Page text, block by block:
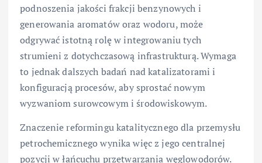
podnoszenia jakości frakcji benzynowych i
generowania aromatów oraz wodoru, może
odgrywać istotną rolę w integrowaniu tych
strumieni z dotychczasową infrastrukturą. Wymaga
to jednak dalszych badań nad katalizatorami i
konfiguracją procesów, aby sprostać nowym
wyzwaniom surowcowym i środowiskowym.
Znaczenie reformingu katalitycznego dla przemysłu
petrochemicznego wynika więc z jego centralnej
pozycji w łańcuchu przetwarzania węglowodorów.